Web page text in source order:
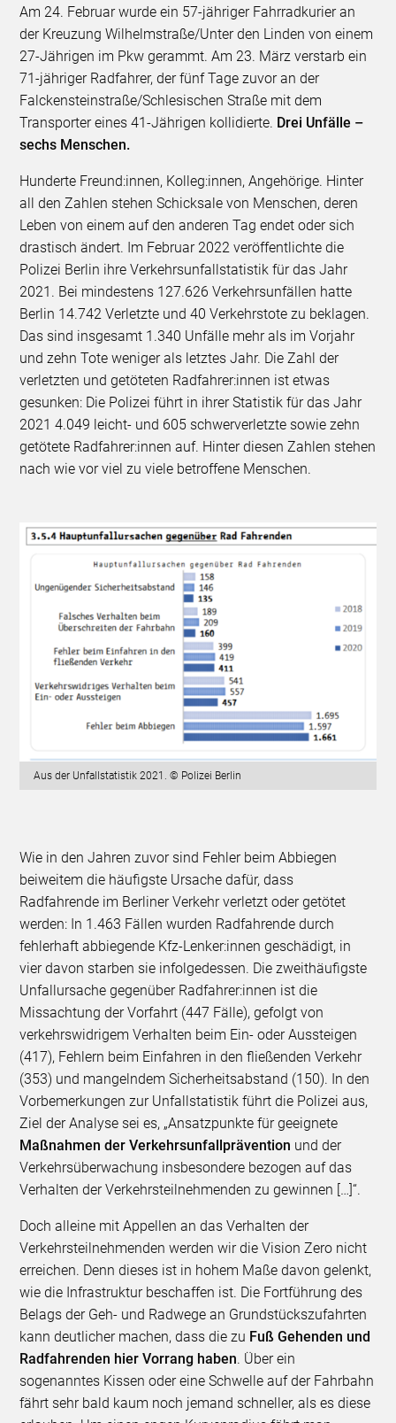
Am 24. Februar wurde ein 57-jähriger Fahrradkurier an
der Kreuzung Wilhelmstraße/Unter den Linden von einem
27-Jährigen im Pkw gerammt. Am 23. März verstarb ein
71-jähriger Radfahrer, der fünf Tage zuvor an der
Falckensteinstraße/Schlesischen Straße mit dem
Transporter eines 41-Jährigen kollidierte. Drei Unfälle –
sechs Menschen.
Hunderte Freund:innen, Kolleg:innen, Angehörige. Hinter
all den Zahlen stehen Schicksale von Menschen, deren
Leben von einem auf den anderen Tag endet oder sich
drastisch ändert. Im Februar 2022 veröffentlichte die
Polizei Berlin ihre Verkehrsunfallstatistik für das Jahr
2021. Bei mindestens 127.626 Verkehrsunfällen hatte
Berlin 14.742 Verletzte und 40 Verkehrstote zu beklagen.
Das sind insgesamt 1.340 Unfälle mehr als im Vorjahr
und zehn Tote weniger als letztes Jahr. Die Zahl der
verletzten und getöteten Radfahrer:innen ist etwas
gesunken: Die Polizei führt in ihrer Statistik für das Jahr
2021 4.049 leicht- und 605 schwerverletzte sowie zehn
getötete Radfahrer:innen auf. Hinter diesen Zahlen stehen
nach wie vor viel zu viele betroffene Menschen.
Aus der Unfallstatistik 2021. © Polizei Berlin
Wie in den Jahren zuvor sind Fehler beim Abbiegen
beiweitem die häufigste Ursache dafür, dass
Radfahrende im Berliner Verkehr verletzt oder getötet
werden: In 1.463 Fällen wurden Radfahrende durch
fehlerhaft abbiegende Kfz-Lenker:innen geschädigt, in
vier davon starben sie infolgedessen. Die zweithäufigste
Unfallursache gegenüber Radfahrer:innen ist die
Missachtung der Vorfahrt (447 Fälle), gefolgt von
verkehrswidrigem Verhalten beim Ein- oder Aussteigen
(417), Fehlern beim Einfahren in den fließenden Verkehr
(353) und mangelndem Sicherheitsabstand (150). In den
Vorbemerkungen zur Unfallstatistik führt die Polizei aus,
Ziel der Analyse sei es, „Ansatzpunkte für geeignete
Maßnahmen der Verkehrsunfallprävention und der
Verkehrsüberwachung insbesondere bezogen auf das
Verhalten der Verkehrsteilnehmenden zu gewinnen […]“.
Doch alleine mit Appellen an das Verhalten der
Verkehrsteilnehmenden werden wir die Vision Zero nicht
erreichen. Denn dieses ist in hohem Maße davon gelenkt,
wie die Infrastruktur beschaffen ist. Die Fortführung des
Belags der Geh- und Radwege an Grundstückszufahrten
kann deutlicher machen, dass die zu Fuß Gehenden und
Radfahrenden hier Vorrang haben. Über ein
sogenanntes Kissen oder eine Schwelle auf der Fahrbahn
fährt sehr bald kaum noch jemand schneller, als es diese